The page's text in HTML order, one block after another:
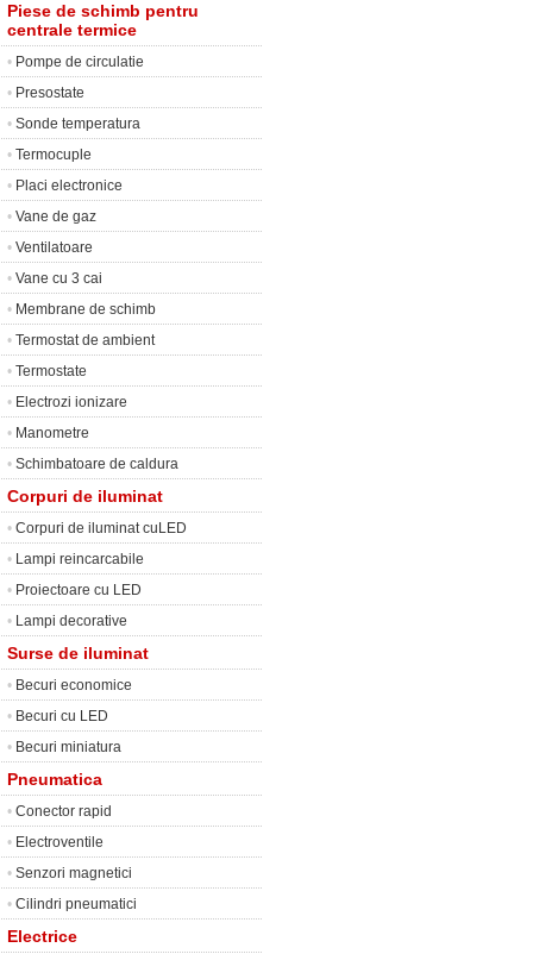
Piese de schimb pentru
centrale termice
• Pompe de circulatie
• Presostate
• Sonde temperatura
• Termocuple
• Placi electronice
• Vane de gaz
• Ventilatoare
• Vane cu 3 cai
• Membrane de schimb
• Termostat de ambient
• Termostate
• Electrozi ionizare
• Manometre
• Schimbatoare de caldura
Corpuri de iluminat
• Corpuri de iluminat cuLED
• Lampi reincarcabile
• Proiectoare cu LED
• Lampi decorative
Surse de iluminat
• Becuri economice
• Becuri cu LED
• Becuri miniatura
Pneumatica
• Conector rapid
• Electroventile
• Senzori magnetici
• Cilindri pneumatici
Electrice